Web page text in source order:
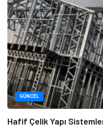
GÜNCEL
Hafif Çelik Yapı